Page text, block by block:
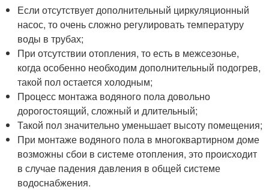
Если отсутствует дополнительный циркуляционный
насос, то очень сложно регулировать температуру
воды в трубах;
При отсутствии отопления, то есть в межсезонье,
когда особенно необходим дополнительный подогрев,
такой пол остается холодным;
Процесс монтажа водяного пола довольно
дорогостоящий, сложный и длительный;
Такой пол значительно уменьшает высоту помещения;
При монтаже водяного пола в многоквартирном доме
возможны сбои в системе отопления, это происходит
в случае падения давления в общей системе
водоснабжения.